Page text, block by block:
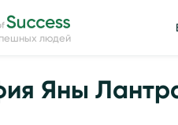
людей
Яны